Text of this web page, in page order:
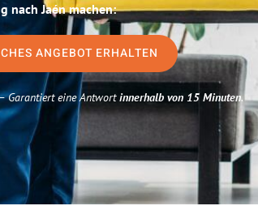
nach Jaén machen:
ANGEBOT ERHALTEN
Garantiert eine Antwortinnerhalb von 15 Minuten.